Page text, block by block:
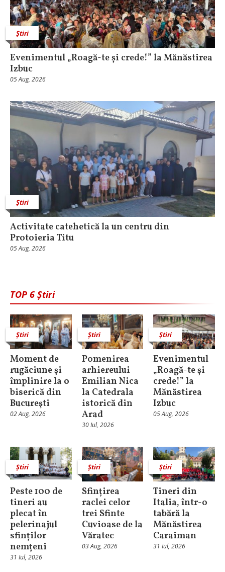
Știri
Evenimentul „Roagă-te și crede!” la Mănăstirea
Izbuc
05 Aug, 2026
Știri
Activitate catehetică la un centru din
Protoieria Titu
05 Aug, 2026
TOP 6 Știri
Știri
Moment de
rugăciune şi
împlinire la o
biserică din
Bucureşti
02 Aug, 2026
Știri
Pomenirea
arhiereului
Emilian Nica
la Catedrala
istorică din
Arad
30 Iul, 2026
Știri
Evenimentul
„Roagă-te și
crede!” la
Mănăstirea
Izbuc
05 Aug, 2026
Știri
Peste 100 de
tineri au
plecat în
pelerinajul
sfinților
nemțeni
31 Iul, 2026
Știri
Sfințirea
raclei celor
trei Sfinte
Cuvioase de la
Văratec
03 Aug, 2026
Știri
Tineri din
Italia, într-o
tabără la
Mănăstirea
Caraiman
31 Iul, 2026